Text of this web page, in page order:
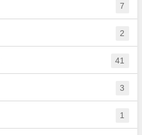
7
2
41
3
1